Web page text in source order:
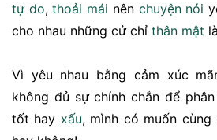
tự do,thoải mái nên chuyện nói
cho nhau những cử chỉ thân mật là
Vì yêu nhau bằng cảm xúc
không đủ sự chính chắn để
tốt hay xấu, mình có muốn